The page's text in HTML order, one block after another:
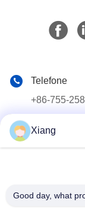
Telefone
+86-755-
Xiang
Good day, what